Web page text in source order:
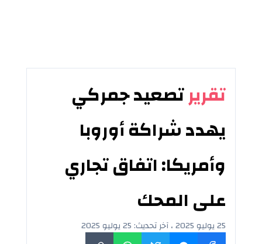
تقريرتصعيد جمركي
يهدد شراكة أوروبا
وأمريكا: اتفاق تجاري
على المحك
25 يوليو 2025 ، آخر تحديث: 25 يوليو 2025